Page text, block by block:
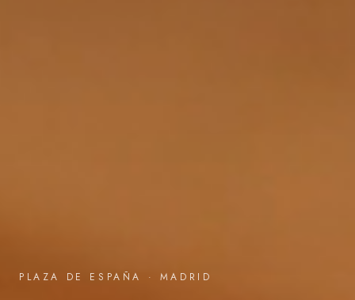
PLAZA DE ESPAÑA · MADRID